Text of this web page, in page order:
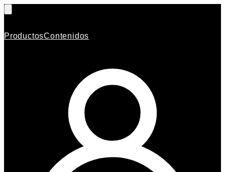
ProductosContenidos